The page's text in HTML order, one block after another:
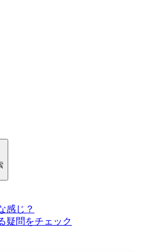
感じ？
疑問をチェック